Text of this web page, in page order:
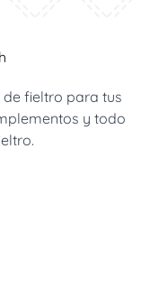
fieltro para tus
y todo